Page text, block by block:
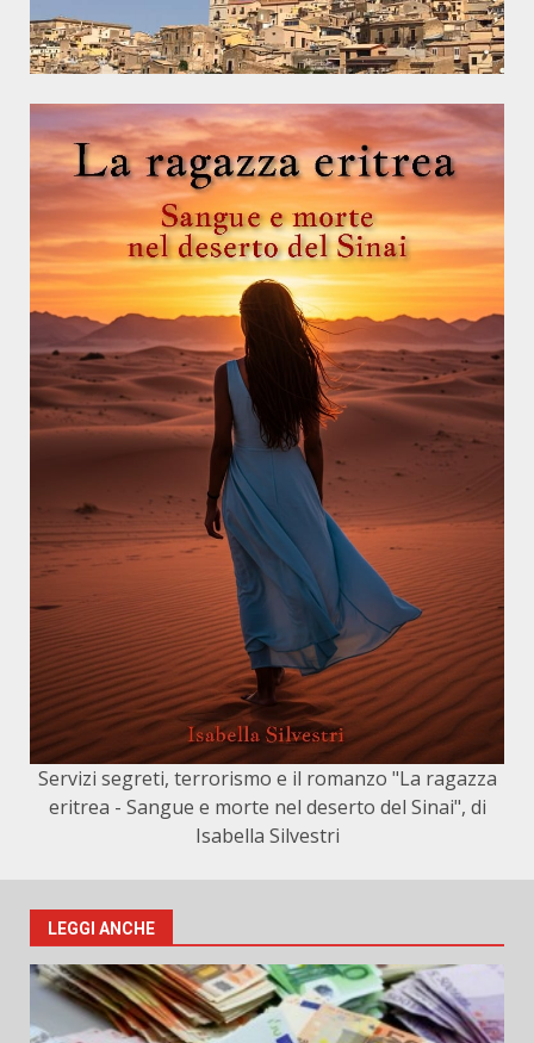
Servizi segreti, terrorismo e il romanzo "La ragazza
eritrea - Sangue e morte nel deserto del Sinai", di
Isabella Silvestri
LEGGI ANCHE